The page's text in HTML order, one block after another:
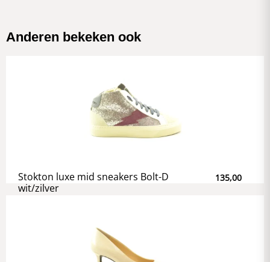
Anderen bekeken ook
Stokton luxe mid sneakers Bolt-D
wit/zilver
135,00